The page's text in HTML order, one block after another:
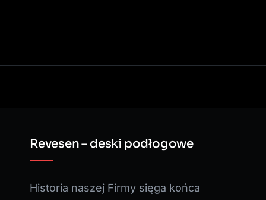
Revesen – deski podłogowe
Historia naszej Firmy sięga końca